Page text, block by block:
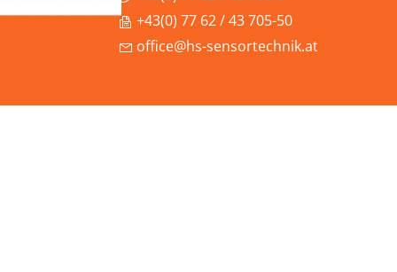
+43(0) 77 62 / 43 705-50
office@hs-sensortechnik.at